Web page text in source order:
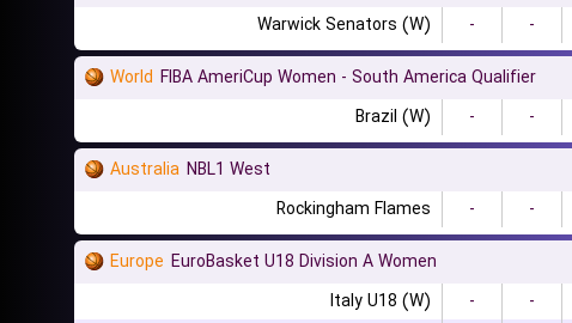
Warwick Senators (W)
- -
World FIBA AmeriCup Women - South America Qualifier
Brazil (W)
- -
Australia NBL1 West
Rockingham Flames
- -
Europe EuroBasket U18 Division A Women
Italy U18 (W)
- -